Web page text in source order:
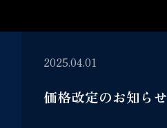
2025.04.01
価格改定のお知らせ